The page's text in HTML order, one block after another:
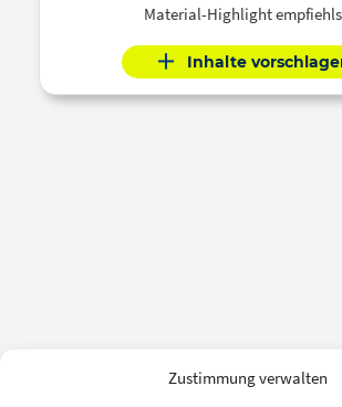
Zustimmung verwalten
Material-Highlight
Inhalte